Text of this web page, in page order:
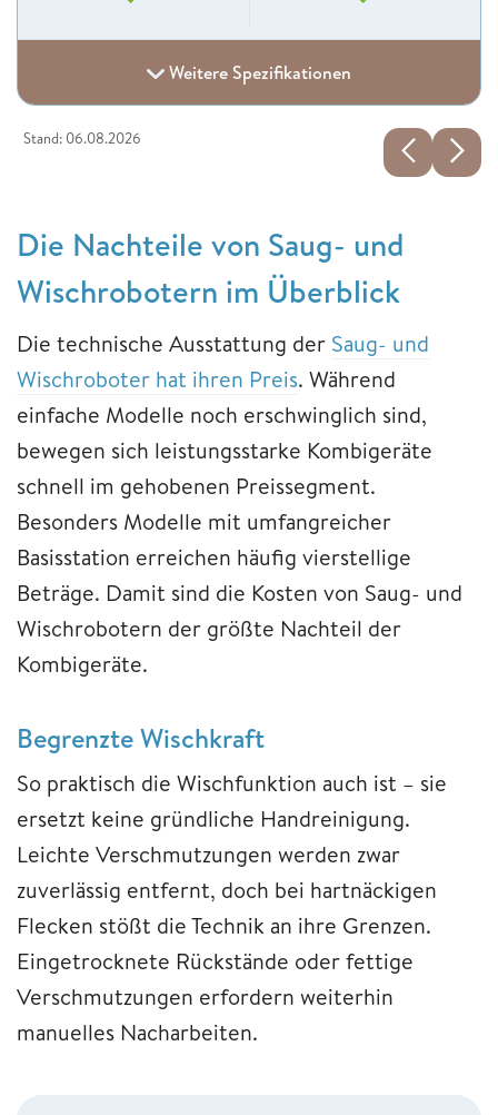
Weitere Spezifikationen
Stand: 06.08.2026
Die Nachteile von Saug- und
Wischrobotern im Überblick
Die technische Ausstattung der Saug- und
Wischroboter hat ihren Preis. Während
einfache Modelle noch erschwinglich sind,
bewegen sich leistungsstarke Kombigeräte
schnell im gehobenen Preissegment.
Besonders Modelle mit umfangreicher
Basisstation erreichen häufig vierstellige
Beträge. Damit sind die Kosten von Saug- und
Wischrobotern der größte Nachteil der
Kombigeräte.
Begrenzte Wischkraft
So praktisch die Wischfunktion auch ist – sie
ersetzt keine gründliche Handreinigung.
Leichte Verschmutzungen werden zwar
zuverlässig entfernt, doch bei hartnäckigen
Flecken stößt die Technik an ihre Grenzen.
Eingetrocknete Rückstände oder fettige
Verschmutzungen erfordern weiterhin
manuelles Nacharbeiten.